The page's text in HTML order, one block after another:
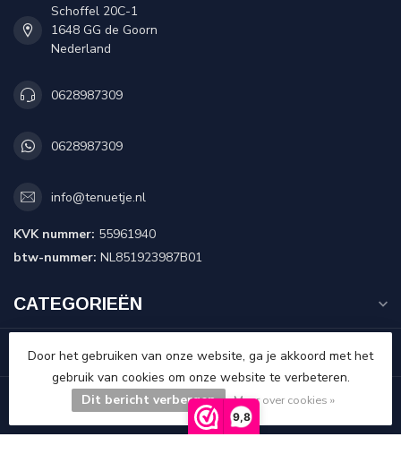
9,8
Schoffel 20C-1
1648 GG de Goorn
Nederland
0628987309
0628987309
info@tenuetje.nl
KVK nummer: 55961940
btw-nummer: NL851923987B01
CATEGORIEËN
INFORMATIE
MIJN ACCOUNT
Door het gebruiken van onze website, ga je akkoord met het
gebruik van cookies om onze website te verbeteren.
Dit bericht verbergen
Meer over cookies »